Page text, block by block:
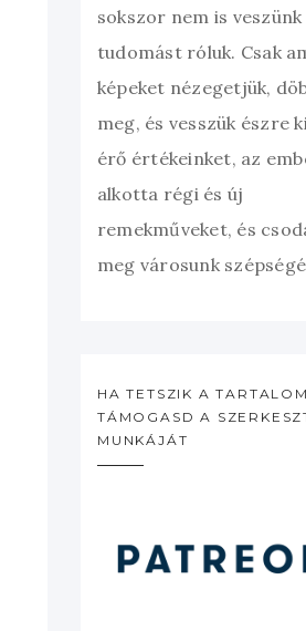
sokszor nem is veszünk
tudomást róluk. Csak
képeket nézegetjük,
meg, és vesszük észre
érő értékeinket, az
alkotta régi és új
remekműveket, és
meg városunk
HA TETSZIK A TARTALOM,
TÁMOGASD A
MUNKÁJÁT